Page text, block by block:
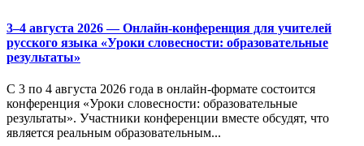
3–4 августа 2026 — Онлайн-конференция для учителей
русского языка «Уроки словесности: образовательные
результаты»
С 3 по 4 августа 2026 года в онлайн-формате состоится
конференция «Уроки словесности: образовательные
результаты». Участники конференции вместе обсудят, что
является реальным образовательным...